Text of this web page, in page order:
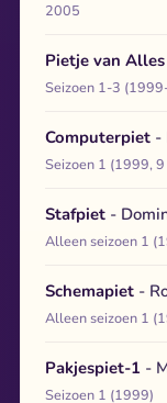
2005
Pietje van Alles
Seizoen 1-3
Computerpiet -
Seizoen 1 (1999,
Stafpiet -
Alleen seizoen 1
Schemapiet -
Alleen seizoen 1
Pakjespiet-1 -
Seizoen 1 (1999)